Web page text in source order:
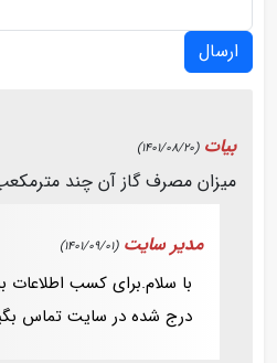
ارسال
بیات (1401/08/20)
میزان مصرف گاز آن چند
مدیر سایت (1401/09/01)
با سلام.برای کسب اطلاعات
درج شده در سایت تماس